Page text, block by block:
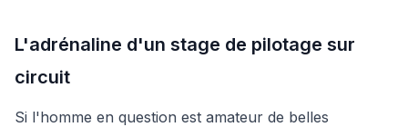
L'adrénaline d'un stage de pilotage sur
circuit
Si l'homme en question est amateur de belles